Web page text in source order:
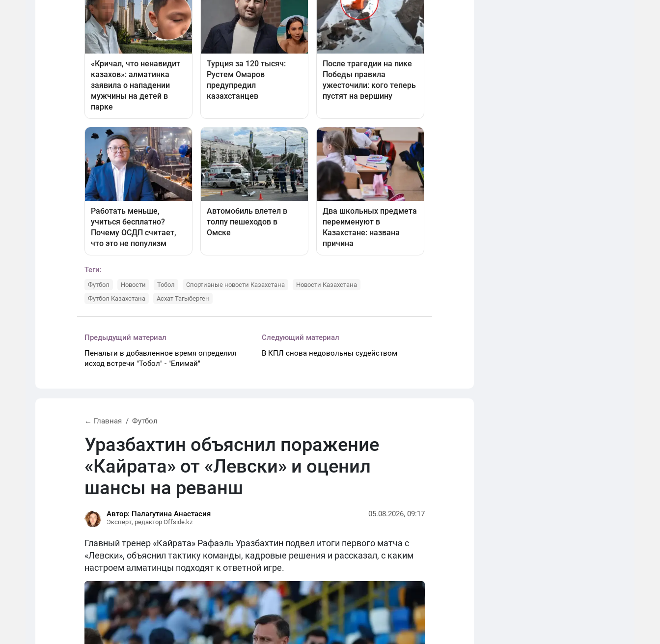
Теги:
Футбол Новости Тобол Спортивные новости Казахстана
Новости Казахстана
Футбол Казахстана
Асхат Тагыберген
Предыдущий материал
Пенальти в добавленное время определил
исход встречи "Тобол" - "Елимай"
Следующий материал
В КПЛ снова недовольны судейством
← Главная Футбол
Уразбахтин объяснил поражение
«Кайрата» от «Левски» и оценил
шансы на реванш
Автор: Палагутина Анастасия
Эксперт, редактор Offside.kz
05.08.2026, 09:17
Главный тренер «Кайрата» Рафаэль Уразбахтин подвел итоги первого матча с
«Левски», объяснил тактику команды, кадровые решения и рассказал, с каким
настроем алматинцы подходят к ответной игре.